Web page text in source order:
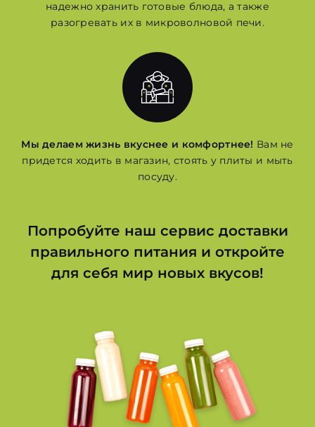
надежно хранить готовые блюда, а также
разогревать их в микроволновой печи.
Мы делаем жизнь вкуснее и комфортнее! Вам не
придется ходить в магазин, стоять у плиты и мыть
посуду.
Попробуйте наш сервис доставки
правильного питания и откройте
для себя мир новых вкусов!